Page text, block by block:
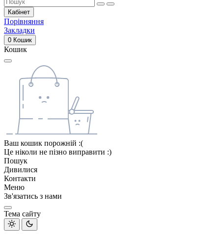
Кабінет
Порівняння
Закладки
0 Кошик
Кошик
Ваш кошик порожній :(
Це ніколи не пізно виправити :)
Пошук
Дивилися
Контакти
Меню
Зв'язатись з нами
Тема сайту